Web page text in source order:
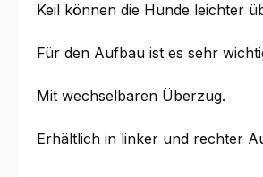
Keil können die Hunde leichter
Für den Aufbau ist es sehr
Mit wechselbaren Überzug.
Erhältlich in linker und rechter